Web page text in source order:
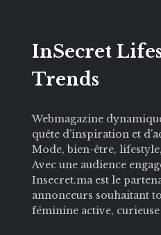
InSecret
Trends
Webmagazine
quête d’inspiration et
Mode, bien-être,
Avec une audience
Insecret.ma est le
annonceurs souhaitant
féminine active, curieuse